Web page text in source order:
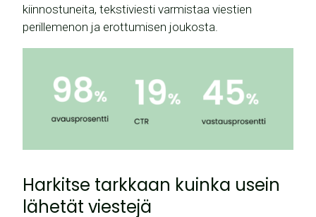
kiinnostuneita, tekstiviesti varmistaa viestien
perillemenon ja erottumisen joukosta.
Harkitse tarkkaan kuinka usein
lähetät viestejä